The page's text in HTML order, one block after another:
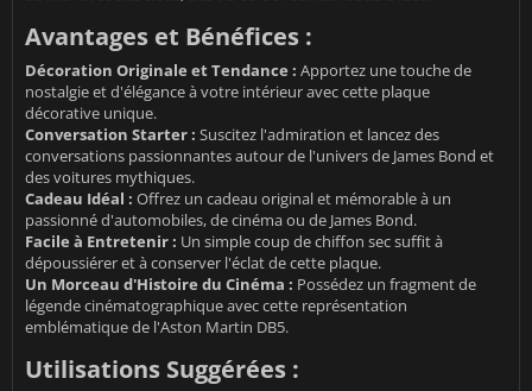
Avantages et Bénéfices :
Décoration Originale et Tendance : Apportez une touche de
nostalgie et d'élégance à votre intérieur avec cette plaque
décorative unique.
Conversation Starter : Suscitez l'admiration et lancez des
conversations passionnantes autour de l'univers de James Bond et
des voitures mythiques.
Cadeau Idéal : Offrez un cadeau original et mémorable à un
passionné d'automobiles, de cinéma ou de James Bond.
Facile à Entretenir : Un simple coup de chiffon sec suffit à
dépoussiérer et à conserver l'éclat de cette plaque.
Un Morceau d'Histoire du Cinéma : Possédez un fragment de
légende cinématographique avec cette représentation
emblématique de l'Aston Martin DB5.
Utilisations Suggérées :